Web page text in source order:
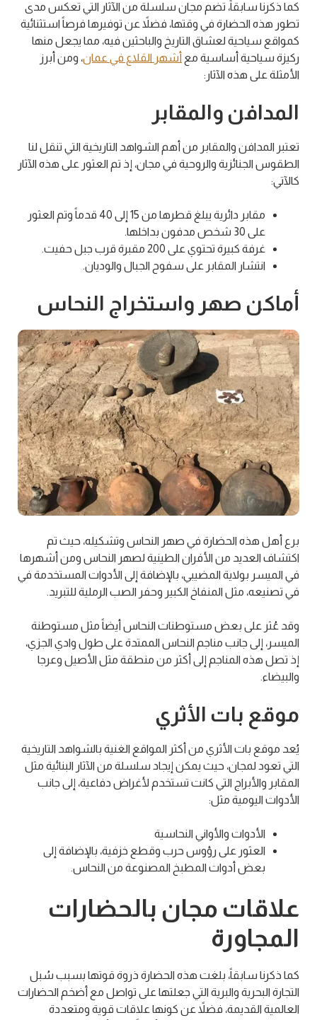
كما ذكرنا سابقاً، تضم مجان سلسلة من الآثار التي تعكس مدى
تطور هذه الحضارة في وقتها، فضلاً عن توفيرها فرصاً استثنائية
كمواقع سياحية لعشاق التاريخ والباحثين فيه، مما يجعل منها
ركيزة سياحية أساسية مع أشهر القلاع في عمان، ومن أبرز
الأمثلة على هذه الآثار:
المدافن والمقابر
تعتبر المدافن والمقابر من أهم الشواهد التاريخية التي تنقل لنا
الطقوس الجنائزية والروحية في مجان، إذ تم العثور على هذه الآثار
كالآتي:
مقابر دائرية يبلغ قطرها من 15 إلى 40 قدماً وتم العثور
على 30 شخص مدفون بداخلها.
غرفة كبيرة تحتوي على 200 مقبرة قرب جبل حفيت.
انتشار المقابر على سفوح الجبال والوديان.
أماكن صهر واستخراج النحاس
برع أهل هذه الحضارة في صهر النحاس وتشكيله، حيث تم
اكتشاف العديد من الأفران الطينية لصهر النحاس ومن أشهرها
في الميسر بولاية المضيبي، بالإضافة إلى الأدوات المستخدمة في
في تصنيعه، مثل المنفاخ الكبير وحفر الصب الرملية للتبريد.
وقد عُثر على بعض مستوطنات النحاس أيضاً مثل مستوطنة
الميسر، إلى جانب مناجم النحاس الممتدة على طول وادي الجزي،
إذ تصل هذه المناجم إلى أكثر من منطقة مثل الأصيل وعرجا
والبيضاء.
موقع بات الأثري
يُعد موقع بات الأثري من أكثر المواقع الغنية بالشواهد التاريخية
التي تعود لمجان، حيث يمكن إيجاد سلسلة من الآثار البنائية مثل
المقابر والأبراج التي كانت تستخدم لأغراض دفاعية، إلى جانب
الأدوات اليومية مثل:
الأدوات والأواني النحاسية
العثور على رؤوس حرب وقطع خزفية، بالإضافة إلى
بعض أدوات المطبخ المصنوعة من النحاس.
علاقات مجان بالحضارات
المجاورة
كما ذكرنا سابقاً، بلغت هذه الحضارة ذروة قوتها بسبب سُبل
التجارة البحرية والبرية التي جعلتها على تواصل مع أضخم الحضارات
العالمية القديمة، فضلاً عن كونها علاقات قوية ومتعددة